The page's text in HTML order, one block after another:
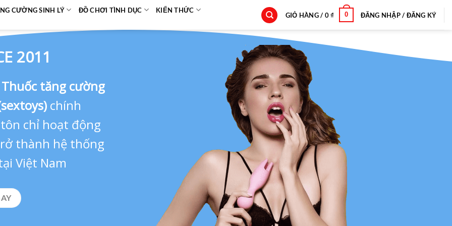
CƯỜNG SINH LÝ ĐỒ CHƠI TÌNH DỤC KIẾN THỨC
GIỎ HÀNG / 0₫ 0 ĐĂNG NHẬP / ĐĂNG KÝ
2011
Thuốc tăng cường
chính
chỉ hoạt động
thành hệ thống
Việt Nam